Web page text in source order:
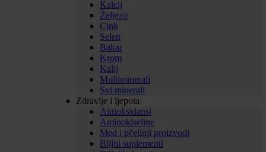
Kalcij
Željezo
Cink
Selen
Bakar
Krom
Kalij
Multiminerali
Svi minerali
Zdravlje i ljepota
Antioksidansi
Aminokiseline
Med i pčelinji proizvodi
Biljni suplementi